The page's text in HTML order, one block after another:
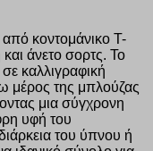
από κοντομάνικο T-
άνετο σορτς. Το
καλλιγραφική
μέρος της μπλούζας
μια σύγχρονη
υφή του
του ύπνου ή